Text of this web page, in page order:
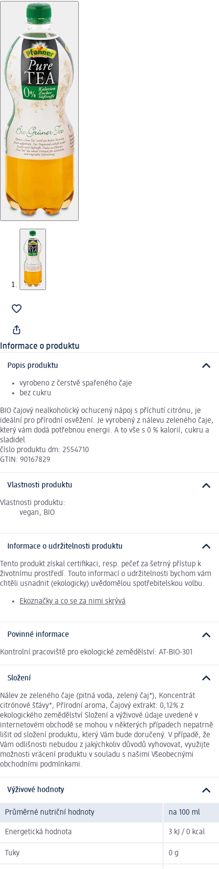
Informace o produktu
Popis produktu
vyrobeno z čerstvě spařeného čaje
bez cukru
BIO čajový nealkoholický ochucený nápoj s příchutí citrónu, je
ideální pro přírodní osvěžení. Je vyrobený z nálevu zeleného čaje,
který vám dodá potřebnou energii. A to vše s 0 % kalorií, cukru a
sladidel.
číslo produktu dm: 2554710
GTIN: 90167829
Vlastnosti produktu
Vlastnosti produktu:
vegan, BIO
Informace o udržitelnosti produktu
Tento produkt získal certifikaci, resp. pečeť za šetrný přístup k
životnímu prostředí. Touto informací o udržitelnosti bychom vám
chtěli usnadnit (ekologicky) uvědomělou spotřebitelskou volbu.
Ekoznačky a co se za nimi skrývá
Povinné informace
Kontrolní pracoviště pro ekologické zemědělství: AT-BIO-301
Složení
Nálev ze zeleného čaje (pitná voda, zelený čaj*), Koncentrát
citrónové šťávy*, Přírodní aroma, Čajový extrakt: 0,12% z
ekologického zemědělství Složení a výživové údaje uvedené v
internetovém obchodě se mohou v některých případech nepatrně
lišit od složení produktu, který Vám bude doručený. V případě, že
Vám odlišnosti nebudou z jakýchkoliv důvodů vyhovovat, využijte
možnosti vrácení produktu v souladu s našimi Všeobecnými
obchodními podmínkami.
Výživové hodnoty
Průměrné nutriční hodnoty na 100 ml
Energetická hodnota 3 kJ / 0 kcal
Tuky 0 g